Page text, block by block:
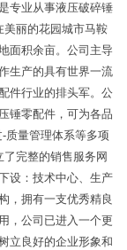
专业从事液压破碎锤
丽的花园城市马鞍
面积余亩。公司主导
生产的具有世界一流
件行业的排头军。公
锤零配件，可为各品
质量管理体系等多项
完整的销售服务网
设：技术中心、生产
，拥有一支优秀精良
，公司已进入一个更
立良好的企业形象和